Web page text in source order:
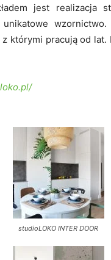
jest realizacja
którymi pracują od
studioLOKO INTER DOOR